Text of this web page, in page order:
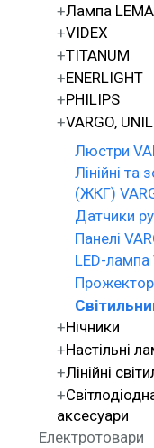
Лампа
VIDEX
TITANUM
ENERLIGHT
PHILIPS
VARGO,
Люстри
Лінійні та зовнішні світильники
(ЖКГ)
Датчики
Панелі
LED-
Нічники
Настільні
Лінійні
аксесуари
Електротовари